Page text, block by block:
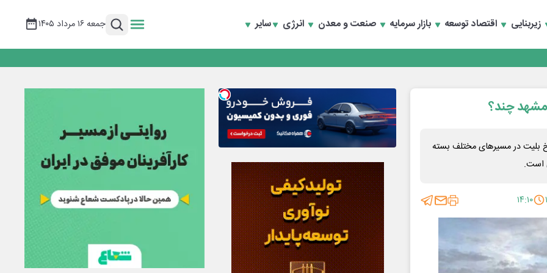
زیربنایی اقتصاد توسعه بازار سرمایه صنعت و معدن انرژی سایر جمعه ۱۶ مرداد ۱۴۰۵
منطقه یک
تجارت و همگرایی منطقه‌ای
منطقه یک
تجارت و همگرایی منطقه‌ای
مشهد چند؟
نرخ بلیت در مسیرهای مختلف بسته
۱۴:۱۰